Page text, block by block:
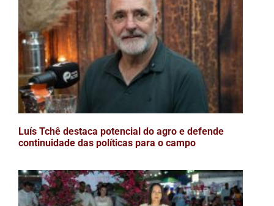
Luís Tchê destaca potencial do agro e defende
continuidade das políticas para o campo